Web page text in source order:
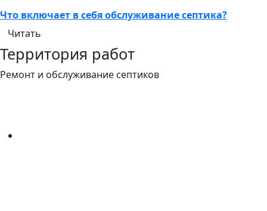
Что включает в себя обслуживание септика?
Читать
Территория работ
Ремонт и обслуживание септиков